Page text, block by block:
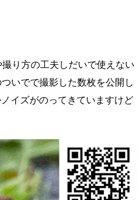
り方の工夫しだいで使えない
いでで撮影した数枚を公開し
イズがのってきていますけど